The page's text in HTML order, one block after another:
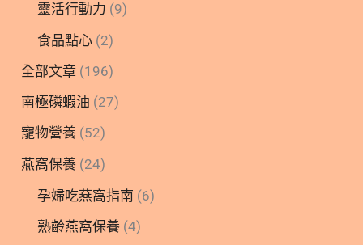
靈活行動力 (9)
食品點心 (2)
全部文章 (196)
南極磷蝦油 (27)
寵物營養 (52)
燕窩保養 (24)
孕婦吃燕窩指南 (6)
熟齡燕窩保養 (4)